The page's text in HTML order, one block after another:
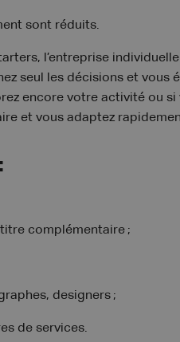
sont réduits.
l’entreprise
seul les décisions et
encore votre activité ou
et vous adaptez
complémentaire ;
designers ;
de services.